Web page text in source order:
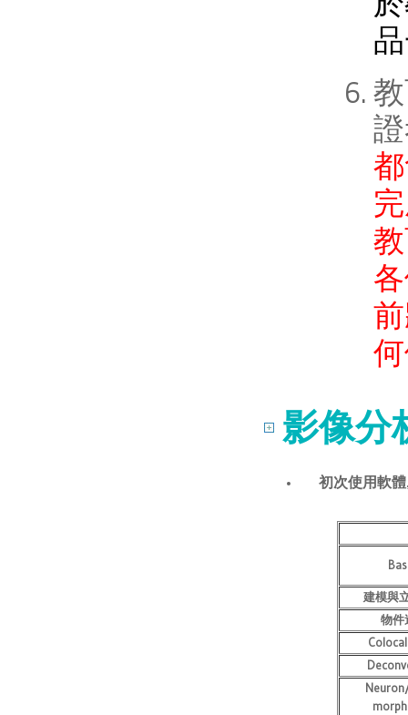
影像分
初次使用軟
建模與
物件